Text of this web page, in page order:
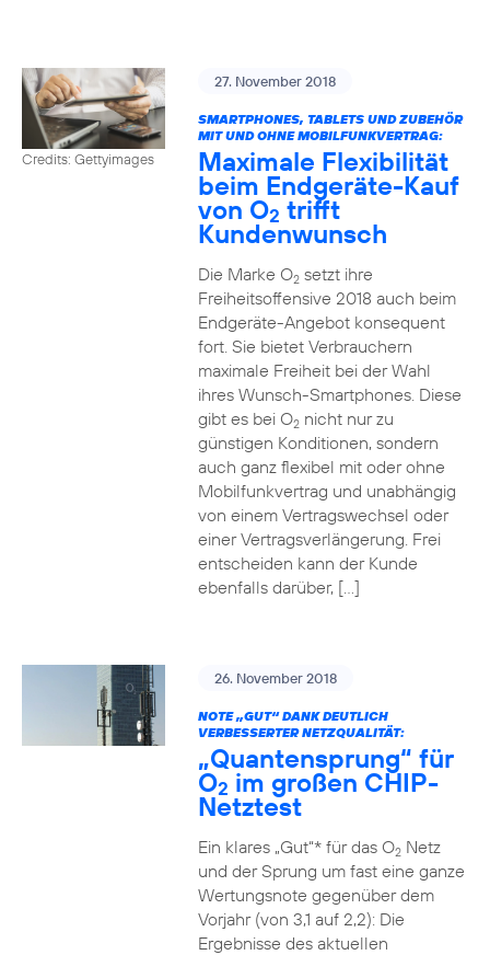
Credits: Gettyimages
27. November 2018
SMARTPHONES, TABLETS UND ZUBEHÖR
MIT UND OHNE MOBILFUNKVERTRAG:
Maximale Flexibilität
beim Endgeräte-Kauf
von O2 trifft
Kundenwunsch
Die Marke O2setzt ihre
Freiheitsoffensive 2018 auch beim
Endgeräte-Angebot konsequent
fort. Sie bietet Verbrauchern
maximale Freiheit bei der Wahl
ihres Wunsch-Smartphones. Diese
gibt es bei O2nicht nur zu
günstigen Konditionen, sondern
auch ganz flexibel mit oder ohne
Mobilfunkvertrag und unabhängig
von einem Vertragswechsel oder
einer Vertragsverlängerung. Frei
entscheiden kann der Kunde
ebenfalls darüber, […]
26. November 2018
NOTE „GUT“ DANK DEUTLICH
VERBESSERTER NETZQUALITÄT:
„Quantensprung“ für
O2 im großen CHIP-
Netztest
Ein klares „Gut“* für das O2Netz
und der Sprung um fast eine ganze
Wertungsnote gegenüber dem
Vorjahr (von 3,1 auf 2,2): Die
Ergebnisse des aktuellen